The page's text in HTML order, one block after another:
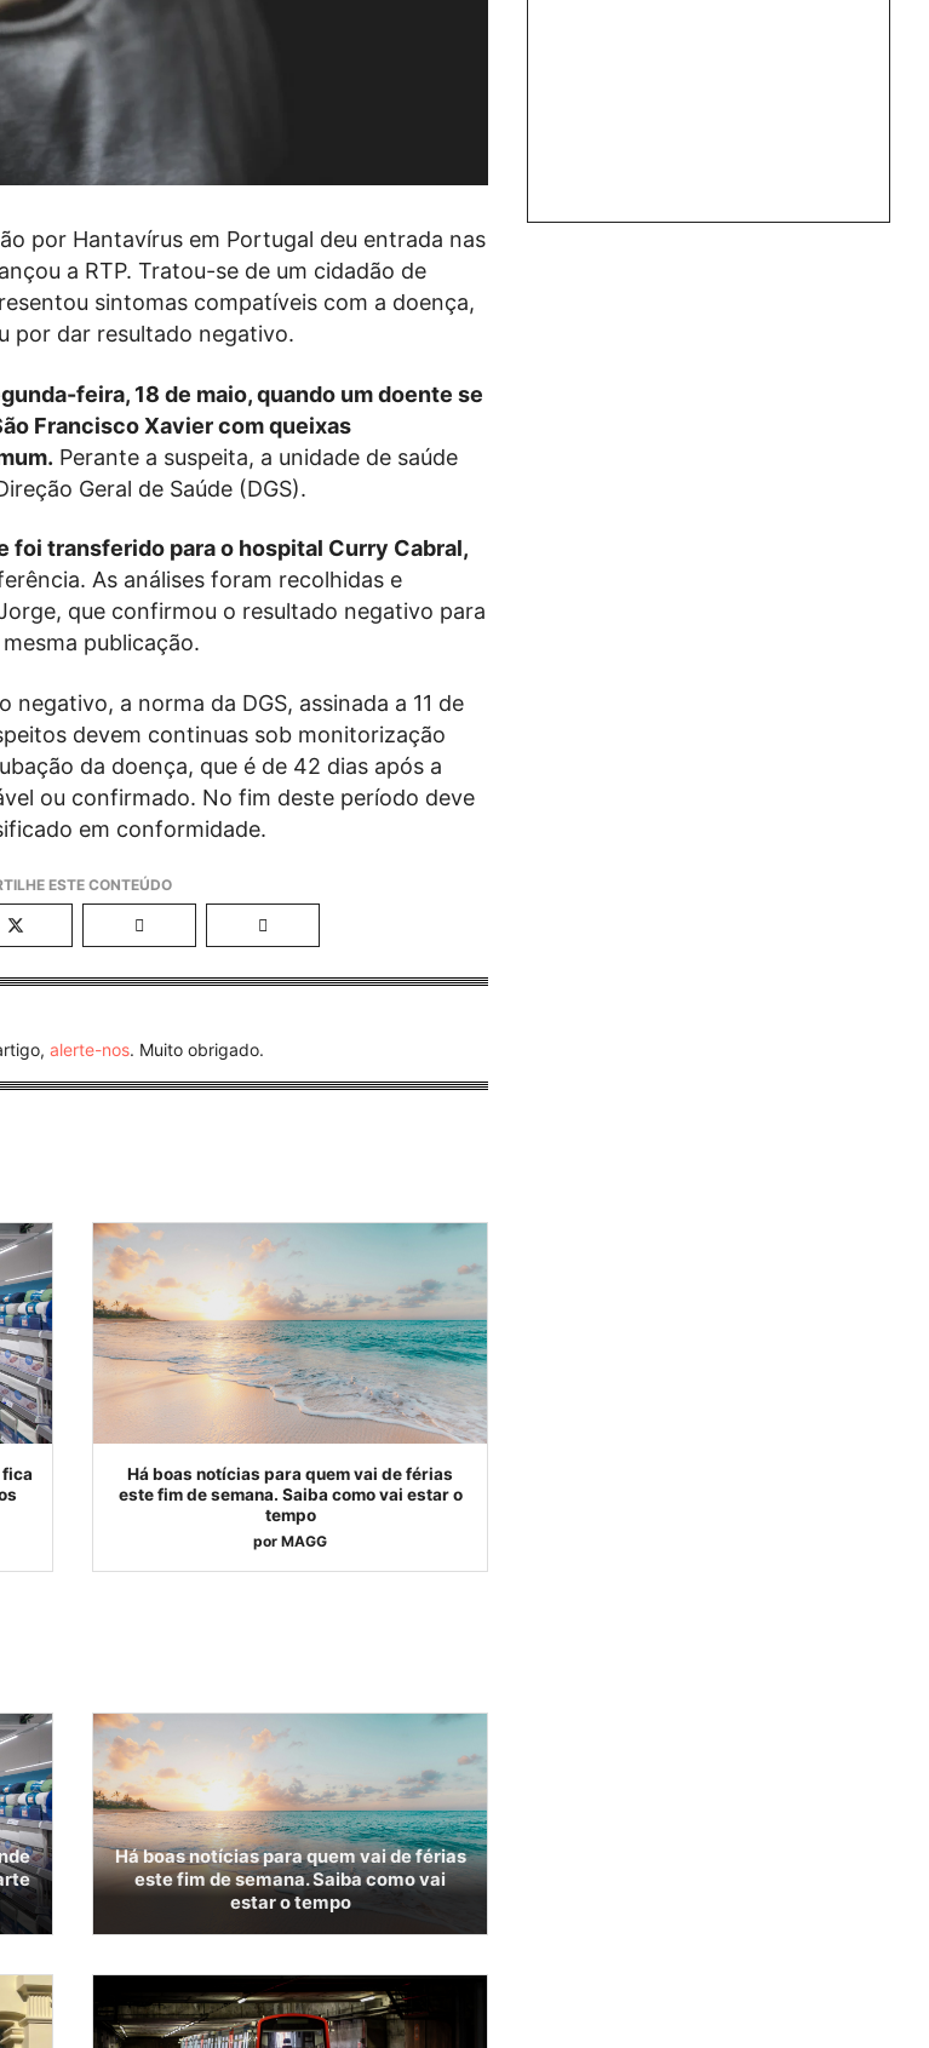
por Hantavírus em Portugal deu entrada nas
a RTP. Tratou-se de um cidadão de
sintomas compatíveis com a doença,
por dar resultado negativo.
feira, 18 de maio, quando um doente se
Francisco Xavier com queixas
Perante a suspeita, a unidade de saúde
Geral de Saúde (DGS).
foi transferido para o hospital Curry Cabral,
As análises foram recolhidas e
que confirmou o resultado negativo para
publicação.
a norma da DGS, assinada a 11 de
devem continuas sob monitorização
da doença, que é de 42 dias após a
ou confirmado. No fim deste período deve
em conformidade.
alerte-nos. Muito obrigado.
fica
Há boas notícias para quem vai de férias
este fim de semana. Saiba como vai estar o
tempo
por MAGG
Há boas notícias para quem vai de férias
este fim de semana. Saiba como vai
estar o tempo